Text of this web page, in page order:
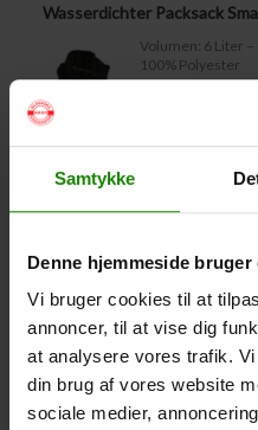
Samtykke
Denne hjemmeside bruger
Vi bruger cookies til at
annoncer, til at vise dig
at analysere vores trafik.
din brug af vores website
sociale medier,
Wasserdichter Packsack
Volumen: 6 Liter
100% Polyester
Wasserdichte Smartphone-
Größe:
Zelt – Grand Canyon
Personenanzahl:
Zeltgröße zu